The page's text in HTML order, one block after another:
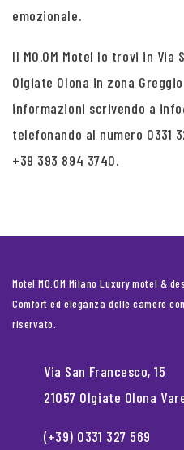
emozionale.
Il MO.OM Motel lo trovi in Via
Olgiate Olona in zona
informazioni scrivendo a
telefonando al numero 0331
+39 393 894 3740.
Motel MO.OM Milano Luxury motel &
Comfort ed eleganza delle camere
riservato.
Via San Francesco, 15
21057 Olgiate Olona
(+39) 0331 327 569